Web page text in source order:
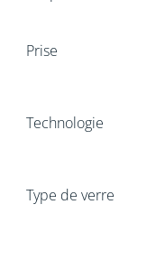
Prise
Technologie
Type de verre